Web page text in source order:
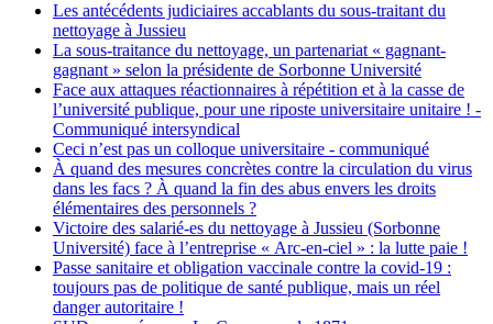
Les antécédents judiciaires accablants du sous-traitant du
nettoyage à Jussieu
La sous-traitance du nettoyage, un partenariat « gagnant-
gagnant » selon la présidente de Sorbonne Université
Face aux attaques réactionnaires à répétition et à la casse de
l’université publique, pour une riposte universitaire unitaire ! -
Communiqué intersyndical
Ceci n’est pas un colloque universitaire - communiqué
À quand des mesures concrètes contre la circulation du virus
dans les facs ? À quand la fin des abus envers les droits
élémentaires des personnels ?
Victoire des salarié-es du nettoyage à Jussieu (Sorbonne
Université) face à l’entreprise « Arc-en-ciel » : la lutte paie !
Passe sanitaire et obligation vaccinale contre la covid-19 :
toujours pas de politique de santé publique, mais un réel
danger autoritaire !